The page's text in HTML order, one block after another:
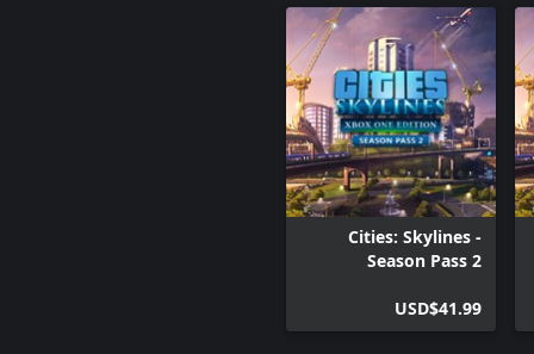
Cities: Skylines -
Season Pass 2
USD$41.99